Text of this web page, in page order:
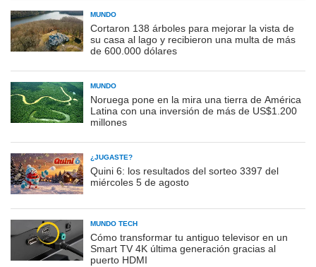
MUNDO
Cortaron 138 árboles para mejorar la vista de
su casa al lago y recibieron una multa de más
de 600.000 dólares
MUNDO
Noruega pone en la mira una tierra de América
Latina con una inversión de más de US$1.200
millones
¿JUGASTE?
Quini 6: los resultados del sorteo 3397 del
miércoles 5 de agosto
MUNDO TECH
Cómo transformar tu antiguo televisor en un
Smart TV 4K última generación gracias al
puerto HDMI